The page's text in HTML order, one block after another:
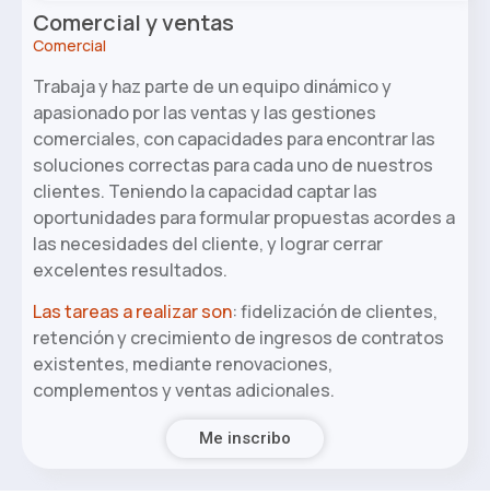
Comercial y ventas
Comercial
Trabaja y haz parte de un equipo dinámico y
apasionado por las ventas y las gestiones
comerciales, con capacidades para encontrar las
soluciones correctas para cada uno de nuestros
clientes. Teniendo la capacidad captar las
oportunidades para formular propuestas acordes a
las necesidades del cliente, y lograr cerrar
excelentes resultados.
Las tareas a realizar son: fidelización de clientes,
retención y crecimiento de ingresos de contratos
existentes, mediante renovaciones,
complementos y ventas adicionales.
Me inscribo